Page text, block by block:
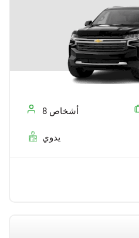
8 أشخاص
يدوي